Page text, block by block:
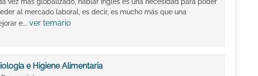
vez más globalizado, hablar inglés es una necesidad para poder
al mercado laboral, es decir, es mucho más que una
e... ver temario
e Higiene Alimentaria